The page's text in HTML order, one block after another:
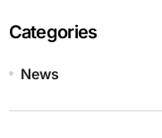
Categories
News